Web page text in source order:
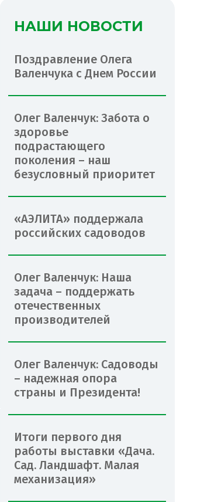
НАШИ НОВОСТИ
Поздравление Олега
Валенчука с Днем России
Олег Валенчук: Забота о
здоровье
подрастающего
поколения – наш
безусловный приоритет
«АЭЛИТА» поддержала
российских садоводов
Олег Валенчук: Наша
задача – поддержать
отечественных
производителей
Олег Валенчук: Садоводы
– надежная опора
страны и Президента!
Итоги первого дня
работы выставки «Дача.
Сад. Ландшафт. Малая
механизация»